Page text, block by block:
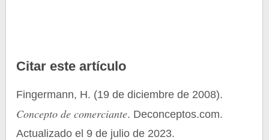
Citar este artículo
Fingermann, H. (19 de diciembre de 2008).
Concepto de comerciante. Deconceptos.com.
Actualizado el 9 de julio de 2023.